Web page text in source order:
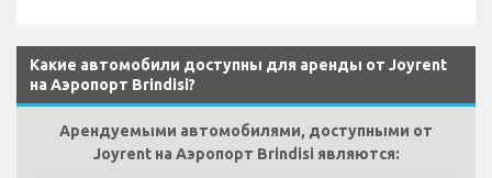
Какие автомобили доступны для аренды от Joyrent
на Аэропорт Brindisi?
Арендуемыми автомобилями, доступными от
Joyrent на Аэропорт Brindisi являются: